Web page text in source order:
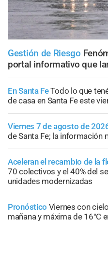
Gestión de Riesgo
portal informativo que
En Santa FeTodo lo que
de casa en Santa Fe este
Viernes 7 de agosto de
de Santa Fe; la información
Aceleran el recambio de la
70 colectivos y el 40% del
unidades modernizadas
Pronóstico Viernes con
mañana y máxima de 16°C